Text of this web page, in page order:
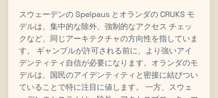
スウェーデンの Spelpaus とオランダの CRUKS モ
デルは、集中的な除外、強制的なアクセス チェッ
クなど、同じアーキテクチャの方向性を指していま
す。 ギャンブルが許可される前に、より強いアイ
デンティティ自信が必要になります。オランダのモ
デルは、国民のアイデンティティと密接に結びつい
ていることで特に注目に値します。 一方、スウェ